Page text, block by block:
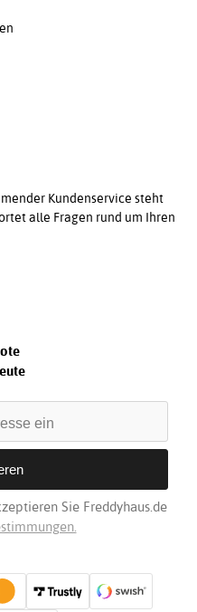
Kundenservice steht
alle Fragen rund um Ihren
Sie Freddyhaus.de